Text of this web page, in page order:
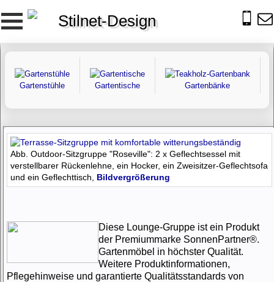
Stilnet-Design
Gartenstühle Gartentische Gartenbänke
Abb. Outdoor-Sitzgruppe "Roseville": 2 x Geflechtsessel mit
verstellbarer Rückenlehne, ein Hocker, ein Zweisitzer-Geflechtsofa
und ein Geflechttisch, Bildvergrößerung
Diese Lounge-Gruppe ist ein Produkt
der Premiummarke SonnenPartner®.
Gartenmöbel in höchster Qualität.
Weitere Produktinformationen,
Pflegehinweise und garantierte Qualitätsstandards von